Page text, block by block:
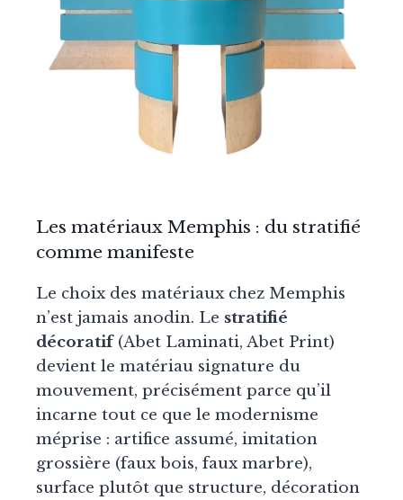
Les matériaux Memphis : du stratifié
comme manifeste
Le choix des matériaux chez Memphis
n’est jamais anodin. Le stratifié
décoratif(Abet Laminati, Abet Print)
devient le matériau signature du
mouvement, précisément parce qu’il
incarne tout ce que le modernisme
méprise : artifice assumé, imitation
grossière (faux bois, faux marbre),
surface plutôt que structure, décoration